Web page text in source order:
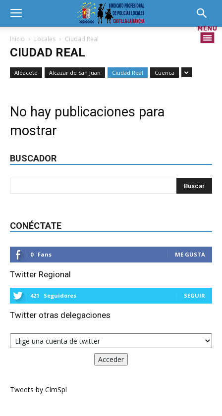
Inicio Locales Ciudad Real
CIUDAD REAL
Albacete Alcazar de San Juan Ciudad Real Cuenca
No hay publicaciones para
mostrar
BUSCADOR
CONÉCTATE
0 Fans ME GUSTA
Twitter Regional
421 Seguidores SEGUIR
Twitter otras delegaciones
Tweets by ClmSpl